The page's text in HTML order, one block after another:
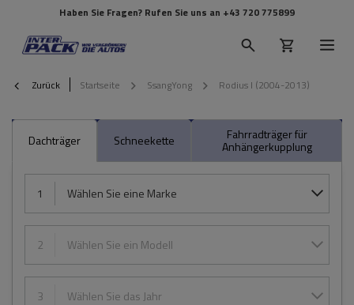
Haben Sie Fragen? Rufen Sie uns an +43 720 775899
Zurück Startseite SsangYong Rodius I (2004-2013)
Dachträger Schneekette Fahrradträger für
Anhängerkupplung
1 Wählen Sie eine Marke
2 Wählen Sie ein Modell
3 Wählen Sie das Jahr